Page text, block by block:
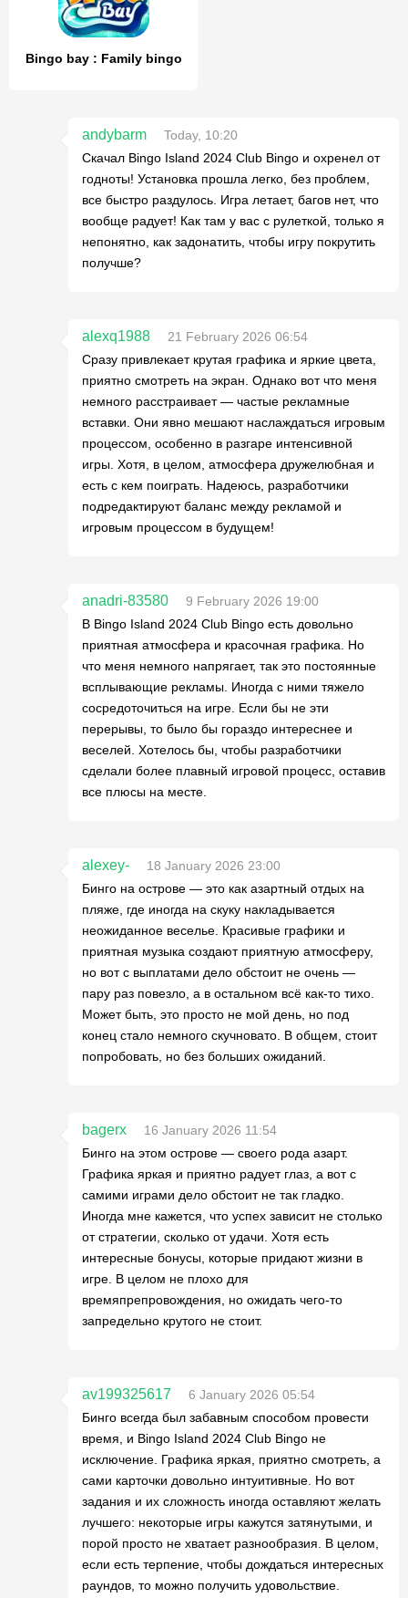
Bingo bay : Family bingo
andybarm
Today, 10:20
Скачал Bingo Island 2024 Club Bingo и охренел от
годноты! Установка прошла легко, без проблем,
все быстро раздулось. Игра летает, багов нет, что
вообще радует! Как там у вас с рулеткой, только я
непонятно, как задонатить, чтобы игру покрутить
получше?
alexq1988
21 February 2026 06:54
Сразу привлекает крутая графика и яркие цвета,
приятно смотреть на экран. Однако вот что меня
немного расстраивает — частые рекламные
вставки. Они явно мешают наслаждаться игровым
процессом, особенно в разгаре интенсивной
игры. Хотя, в целом, атмосфера дружелюбная и
есть с кем поиграть. Надеюсь, разработчики
подредактируют баланс между рекламой и
игровым процессом в будущем!
anadri-83580
9 February 2026 19:00
В Bingo Island 2024 Club Bingo есть довольно
приятная атмосфера и красочная графика. Но
что меня немного напрягает, так это постоянные
всплывающие рекламы. Иногда с ними тяжело
сосредоточиться на игре. Если бы не эти
перерывы, то было бы гораздо интереснее и
веселей. Хотелось бы, чтобы разработчики
сделали более плавный игровой процесс, оставив
все плюсы на месте.
alexey-
18 January 2026 23:00
Бинго на острове — это как азартный отдых на
пляже, где иногда на скуку накладывается
неожиданное веселье. Красивые графики и
приятная музыка создают приятную атмосферу,
но вот с выплатами дело обстоит не очень —
пару раз повезло, а в остальном всё как-то тихо.
Может быть, это просто не мой день, но под
конец стало немного скучновато. В общем, стоит
попробовать, но без больших ожиданий.
bagerx
16 January 2026 11:54
Бинго на этом острове — своего рода азарт.
Графика яркая и приятно радует глаз, а вот с
самими играми дело обстоит не так гладко.
Иногда мне кажется, что успех зависит не столько
от стратегии, сколько от удачи. Хотя есть
интересные бонусы, которые придают жизни в
игре. В целом не плохо для
времяпрепровождения, но ожидать чего-то
запредельно крутого не стоит.
av199325617
6 January 2026 05:54
Бинго всегда был забавным способом провести
время, и Bingo Island 2024 Club Bingo не
исключение. Графика яркая, приятно смотреть, а
сами карточки довольно интуитивные. Но вот
задания и их сложность иногда оставляют желать
лучшего: некоторые игры кажутся затянутыми, и
порой просто не хватает разнообразия. В целом,
если есть терпение, чтобы дождаться интересных
раундов, то можно получить удовольствие.